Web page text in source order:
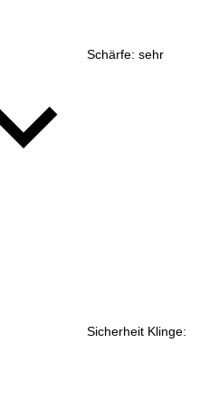
Schärfe: sehr
Sicherheit Klinge: